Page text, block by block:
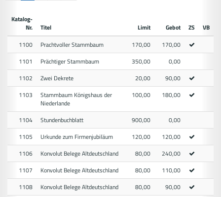
Katalog-
Nr.
Titel Limit Gebot ZS
VB
1100
Prachtvoller Stammbaum 170,00
170,00
1101
Prächtiger Stammbaum 350,00
0,00
1102
Zwei Dekrete 20,00
90,00
1103
Stammbaum Königshaus der
Niederlande
100,00 180,00
1104 Stundenbuchblatt 900,00
0,00
1105
Urkunde zum Firmenjubiläum 120,00
120,00
1106
Konvolut Belege Altdeutschland 80,00
240,00
1107
Konvolut Belege Altdeutschland 80,00
110,00
1108
Konvolut Belege Altdeutschland 80,00
90,00